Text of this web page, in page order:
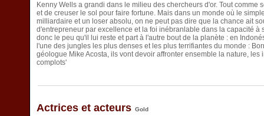
Kenny Wells a grandi dans le milieu des chercheurs d'or. Tout
et de creuser le sol pour faire fortune. Mais dans un monde où le
milliardaire et un loser absolu, on ne peut pas dire que la chance ait
d'entrepreneur par excellence et la foi inébranlable dans la capacité à
donc le peu qu'il lui reste et part à l'autre bout de la planète : en
l'une des jungles les plus denses et les plus terrifiantes du monde :
géologue Mike Acosta, ils vont devoir affronter ensemble la nature,
complots'
Actrices et acteurs Gold